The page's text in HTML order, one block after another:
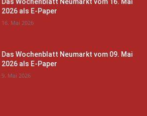
2026 als E-Paper
16. Mai 2026
Das Wochenblatt Neumarkt vom 09. Mai
2026 als E-Paper
9. Mai 2026